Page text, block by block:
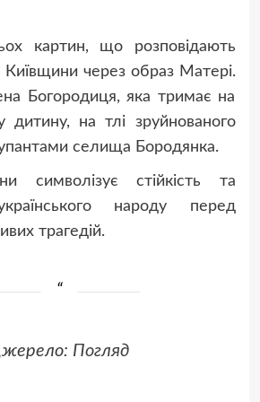
картин, що розповідають
Київщини через образ Матері.
Богородиця, яка тримає на
дитину, на тлі зруйнованого
селища Бородянка.
символізує стійкість та
народу перед
трагедій.
Погляд